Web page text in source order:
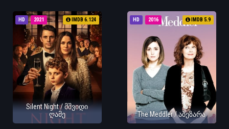
HD 2021 IMDB 6.124
Silent Night / მშვიდი
ღამე
HD 2016 IMDB 5.9
The Meddler / აბეზარა